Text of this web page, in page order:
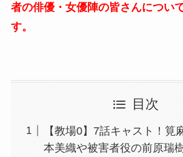
者の俳優・女優陣の皆さんについ
す。
目次
【教場0】7話キャスト！筧
本美織や被害者役の前原瑞